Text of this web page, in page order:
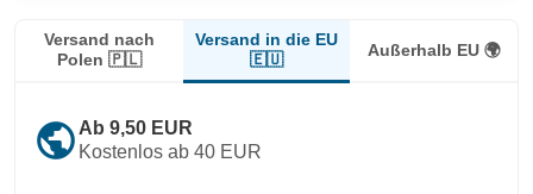
Versand nach
Polen 🇵🇱
Versand in die EU
🇪🇺
Außerhalb EU 🌍
public Ab 9,50 EUR
Kostenlos ab 40 EUR